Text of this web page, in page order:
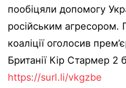
пообіцяли допомогу
російським агресором.
коаліції оголосив
Британії Кір Стармер 2
https://surl.li/vkgzbe